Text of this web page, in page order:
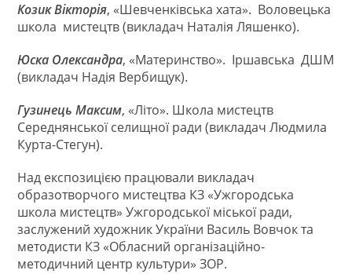
Козик Вікторія, «Шевченківська хата». Воловецька
школа мистецтв (викладач Наталія Ляшенко).
Юска Олександра, «Материнство». Іршавська ДШМ
(викладач Надія Вербищук).
Гузинець Максим, «Літо». Школа мистецтв
Середнянської селищної ради (викладач Людмила
Курта-Стегун).
Над експозицією працювали викладач
образотворчого мистецтва КЗ «Ужгородська
школа мистецтв» Ужгородської міської ради,
заслужений художник України Василь Вовчок та
методисти КЗ «Обласний організаційно-
методичний центр культури» ЗОР.